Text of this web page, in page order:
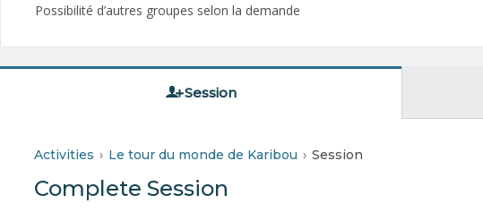
Possibilité d’autres groupes selon la demande
Session
Activities Le tour du monde de Karibou Session
Complete Session